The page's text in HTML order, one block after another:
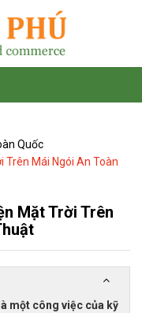
Quốc
Trên Mái Ngói An Toàn
Mặt Trời Trên
một công việc của kỹ